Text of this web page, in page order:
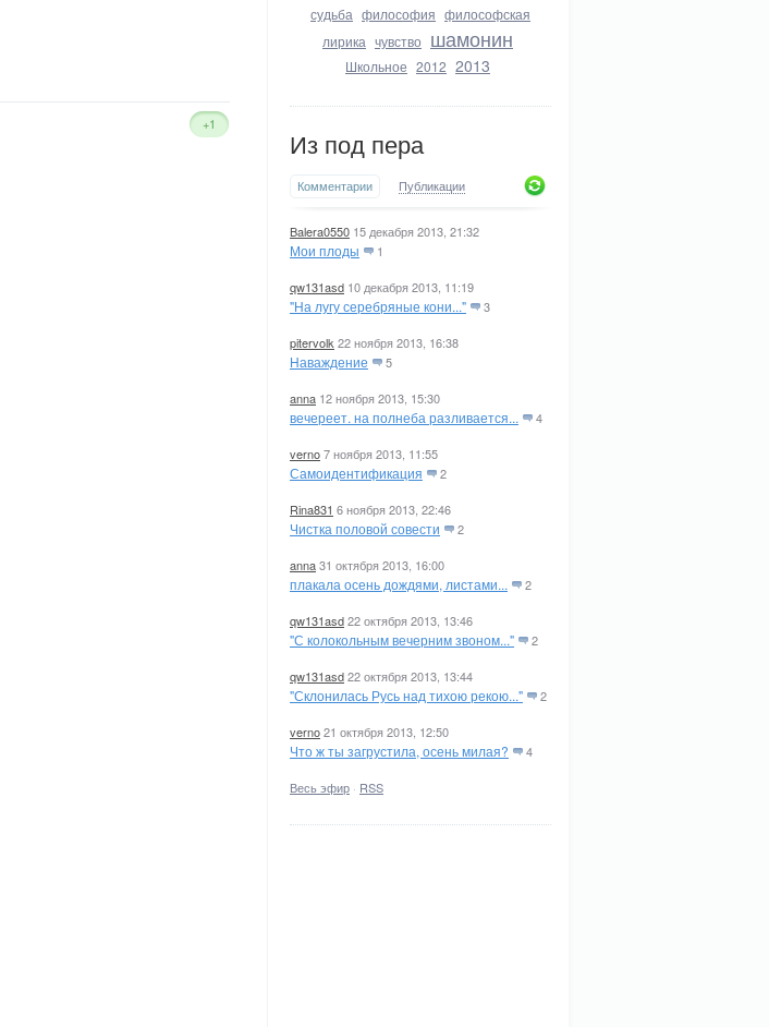
судьба философия философская
лирика чувство шамонин
Школьное 2012 2013
Из под пера
Комментарии Публикации
Balera0550 15 декабря 2013, 21:32
Мои плоды 1
qw131asd 10 декабря 2013, 11:19
"На лугу серебряные кони..." 3
pitervolk 22 ноября 2013, 16:38
Наваждение 5
anna 12 ноября 2013, 15:30
вечереет. на полнеба разливается... 4
verno7 ноября 2013, 11:55
Самоидентификация 2
Rina831 6 ноября 2013, 22:46
Чистка половой совести 2
anna31 октября 2013, 16:00
плакала осень дождями, листами... 2
qw131asd22 октября 2013, 13:46
"С колокольным вечерним звоном..." 2
qw131asd22 октября 2013, 13:44
"Склонилась Русь над тихою рекою..." 2
verno21 октября 2013, 12:50
Что ж ты загрустила, осень милая? 4
Весь эфир · RSS
+1